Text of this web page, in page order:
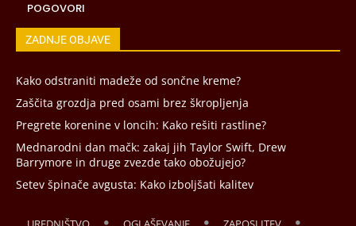
POGOVORI
ZADNJE OBJAVE
Kako odstraniti madeže od sončne kreme?
Zaščita grozdja pred osami brez škropljenja
Pregrete korenine v loncih: Kako rešiti rastline?
Mednarodni dan mačk: zakaj jih Taylor Swift, Drew
Barrymore in druge zvezde tako obožujejo?
Setev špinače avgusta: Kako izboljšati kalitev